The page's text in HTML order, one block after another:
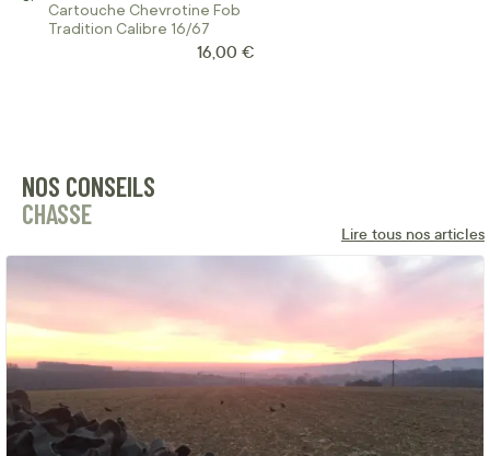
Cartouche Chevrotine Fob
Tradition Calibre 16/67
16,00 €
NOS CONSEILS
CHASSE
Lire tous nos articles